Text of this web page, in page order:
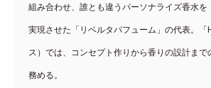
組み合わせ、誰とも違うパーソナライズ香水を
実現させた「リベルタパフューム」の代表。「
ス）では、コンセプト作りから香りの設計まで
務める。